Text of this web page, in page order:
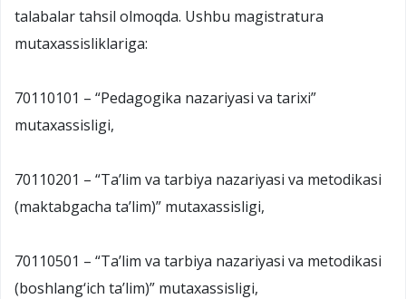
talabalar tahsil olmoqda. Ushbu magistratura
mutaxassisliklariga:
70110101 – “Pedagogika nazariyasi va tarixi”
mutaxassisligi,
70110201 – “Ta’lim va tarbiya nazariyasi va metodikasi
(maktabgacha ta’lim)” mutaxassisligi,
70110501 – “Ta’lim va tarbiya nazariyasi va metodikasi
(boshlang‘ich ta’lim)” mutaxassisligi,